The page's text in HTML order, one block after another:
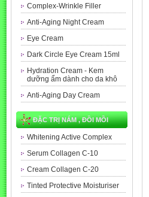
Complex-Wrinkle Filler
Anti-Aging Night Cream
Eye Cream
Dark Circle Eye Cream 15ml
Hydration Cream - Kem
dưỡng ẩm dành cho da khô
Anti-Aging Day Cream
ĐẶC TRỊ NÁM , ĐỒI MỒI
Whitening Active Complex
Serum Collagen C-10
Cream Collagen C-20
Tinted Protective Moisturiser